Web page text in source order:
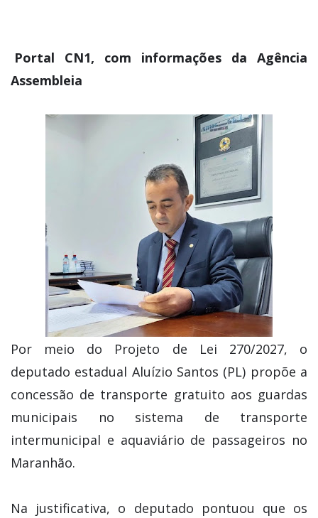
Portal CN1, com informações da Agência
Assembleia
Por meio do Projeto de Lei 270/2027, o
deputado estadual Aluízio Santos (PL) propõe a
concessão de transporte gratuito aos guardas
municipais no sistema de transporte
intermunicipal e aquaviário de passageiros no
Maranhão.
Na justificativa, o deputado pontuou que os